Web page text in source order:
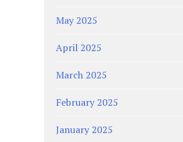
May 2025
April 2025
March 2025
February 2025
January 2025